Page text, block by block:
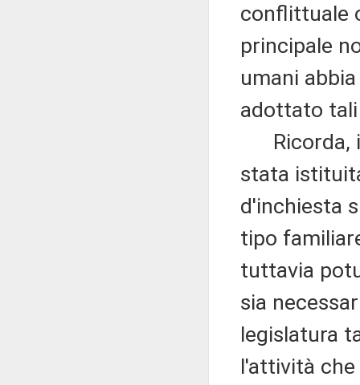
conflittuale
principale
umani
adottato
Ricorda,
stata
d'inchiesta
tipo
tuttavia
sia
legislatura
l'attività